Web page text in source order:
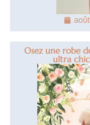
Osez une robe
ultra